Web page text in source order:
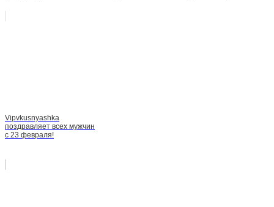
Vipvkusnyashka
поздравляет всех мужчин
с 23 февраля!